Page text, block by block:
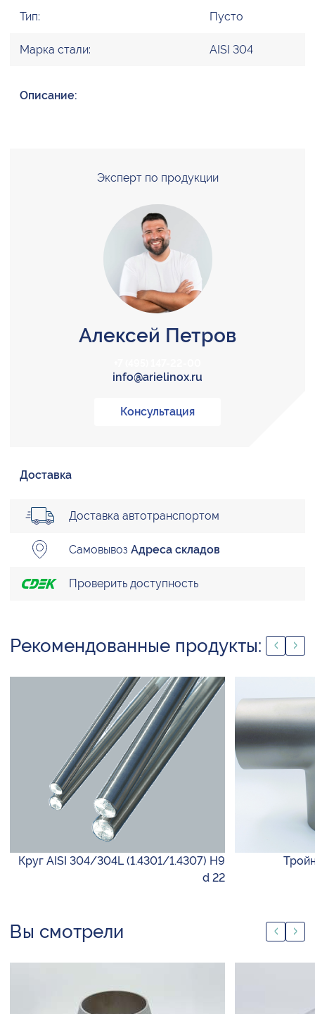
Тип: Пусто
Марка стали: AISI 304
Описание:
Эксперт по продукции
Алексей Петров
info@arielinox.ru
Консультация
Доставка
Доставка автотранспортом
Самовывоз Адреса складов
Проверить доступность
Рекомендованные продукты:
Круг AISI 304/304L (1.4301/1.4307) H9
d 22
Вы смотрели